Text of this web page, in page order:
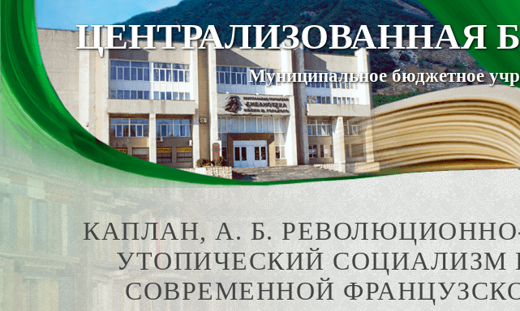
ЦЕНТРАЛИЗОВАННАЯ
Муниципальное бюджетное
КАПЛАН, А. Б.
УТОПИЧЕСКИЙ СОЦИАЛИЗМ
СОВРЕМЕННОЙ